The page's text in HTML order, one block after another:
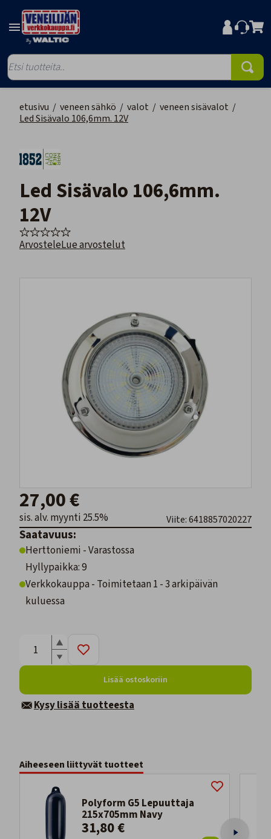
etusivu / veneen sähkö / valot / veneen sisävalot /
Led Sisävalo 106,6mm. 12V
Led Sisävalo 106,6mm.
12V
ArvosteleLue arvostelut
27,00 €
sis. alv. myynti 25.5% Viite: 6418857020227
Saatavuus:
Herttoniemi - Varastossa
Hyllypaikka: 9
Verkkokauppa - Toimitetaan 1 - 3 arkipäivän
kuluessa
Lisää ostoskoriin
Kysy lisää tuotteesta
Aiheeseen liittyvät tuotteet
Polyform G5 Lepuuttaja
215x705mm Navy
31,80 €